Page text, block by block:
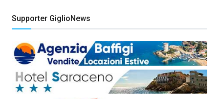
Supporter GiglioNews